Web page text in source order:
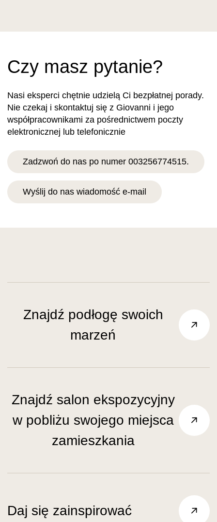
Czy masz pytanie?
Nasi eksperci chętnie udzielą Ci bezpłatnej porady.
Nie czekaj i skontaktuj się z Giovanni i jego
współpracownikami za pośrednictwem poczty
elektronicznej lub telefonicznie
Zadzwoń do nas po numer 003256774515.
Wyślij do nas wiadomość e-mail
Znajdź podłogę swoich
marzeń
Znajdź salon ekspozycyjny
w pobliżu swojego miejsca
zamieszkania
Daj się zainspirować